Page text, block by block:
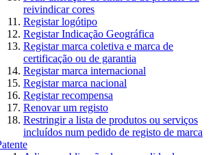
reivindicar cores
Registar logótipo
Registar Indicação Geográfica
Registar marca coletiva e marca de
certificação ou de garantia
Registar marca internacional
Registar marca nacional
Registar recompensa
Renovar um registo
Restringir a lista de produtos ou serviços
incluídos num pedido de registo de marca